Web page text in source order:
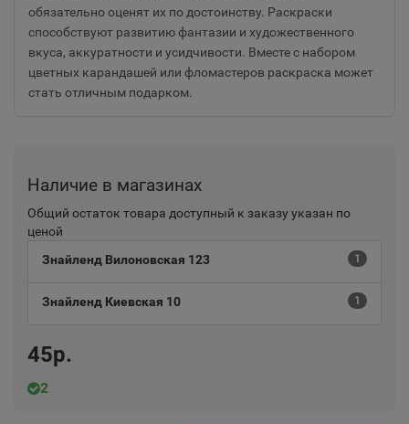
обязательно оценят их по достоинству. Раскраски
способствуют развитию фантазии и художественного
вкуса, аккуратности и усидчивости. Вместе с набором
цветных карандашей или фломастеров раскраска может
стать отличным подарком.
Наличие в магазинах
Общий остаток товара доступный к заказу указан по
ценой
Знайленд Вилоновская 123
1
Знайленд Киевская 10 1
45р.
2